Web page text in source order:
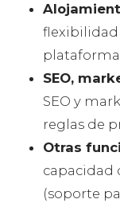
flexibilidad
SEO,
SEO y
reglas de
Otras
capacidad
(soporte